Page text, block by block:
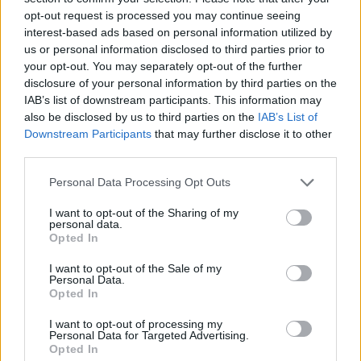
opt-out request is processed you may continue seeing
interest-based ads based on personal information utilized by
us or personal information disclosed to third parties prior to
your opt-out. You may separately opt-out of the further
disclosure of your personal information by third parties on the
IAB’s list of downstream participants. This information may
also be disclosed by us to third parties on the IAB’s List of
Downstream Participants that may further disclose it to other
Personal Data Processing Opt Outs
I want to opt-out of the Sharing of my
personal data.
Opted In
I want to opt-out of the Sale of my
Personal Data.
Opted In
I want to opt-out of processing my
Personal Data for Targeted Advertising.
Opted In
Της πλήρωσε μέχρι και το
λεωφορείο στο ΚΤΕΛ για
Αλεξανδρούπολη ο κύριος που